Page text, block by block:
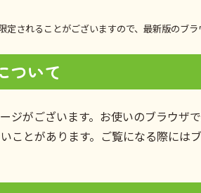
されることがございますので、最新版のブラ
ついて
ジがございます。お使いのブラウザ
ことがあります。ご覧になる際には